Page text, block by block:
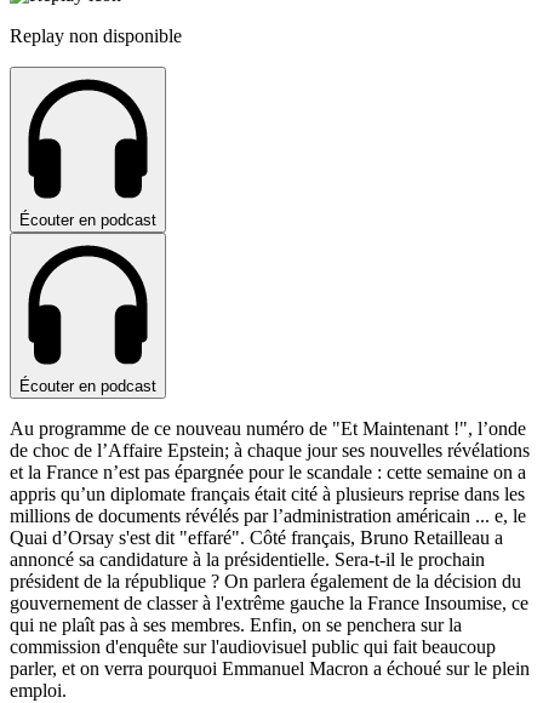
Replay non disponible
Écouter en podcast
Écouter en podcast
Au programme de ce nouveau numéro de "Et Maintenant !", l’onde
de choc de l’Affaire Epstein; à chaque jour ses nouvelles révélations
et la France n’est pas épargnée pour le scandale : cette semaine on a
appris qu’un diplomate français était cité à plusieurs reprise dans les
millions de documents révélés par l’administration américain ... e, le
Quai d’Orsay s'est dit "effaré". Côté français, Bruno Retailleau a
annoncé sa candidature à la présidentielle. Sera-t-il le prochain
président de la république ? On parlera également de la décision du
gouvernement de classer à l'extrême gauche la France Insoumise, ce
qui ne plaît pas à ses membres. Enfin, on se penchera sur la
commission d'enquête sur l'audiovisuel public qui fait beaucoup
parler, et on verra pourquoi Emmanuel Macron a échoué sur le plein
emploi.